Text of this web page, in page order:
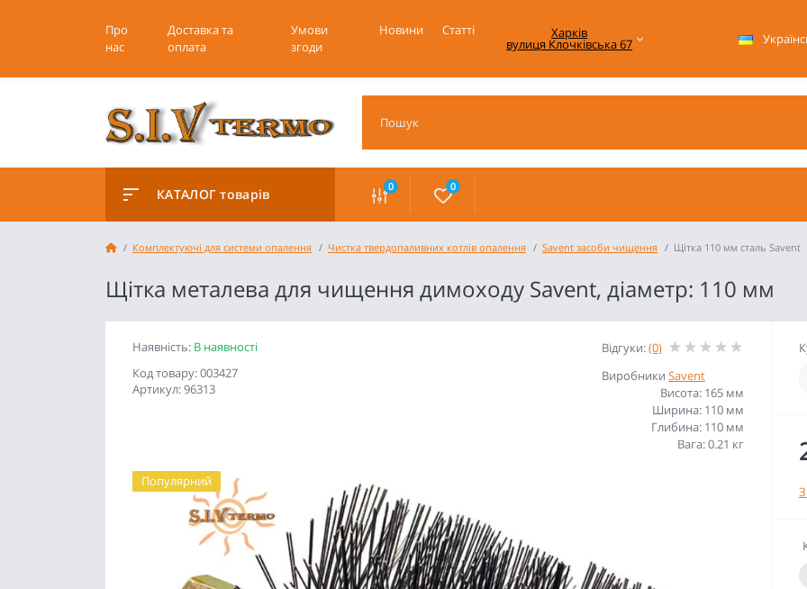
Про
нас
Доставка та
оплата
Умови
згоди
Новини Статті Харків
вулиця Клочківська 67
КАТАЛОГ товарів 0 0
Комплектуючі для системи опалення Чистка твердопаливних котлів опалення Savent засоби чищення Щітка 110 мм сталь Savent
Щітка металева для чищення димоходу Savent, діаметр: 110 мм
Наявність: В наявності
Код товару: 003427
Артикул: 96313
Відгуки:(0)
Виробники Savent
Висота: 165 мм
Ширина: 110 мм
Глибина: 110 мм
Вага: 0.21 кг
Популярний